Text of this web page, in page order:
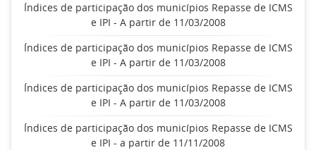
Índices de participação dos municípios Repasse de ICMS
e IPI - A partir de 11/03/2008
Índices de participação dos municípios Repasse de ICMS
e IPI - A partir de 11/03/2008
Índices de participação dos municípios Repasse de ICMS
e IPI - A partir de 11/03/2008
Índices de participação dos municípios Repasse de ICMS
e IPI - a partir de 11/11/2008